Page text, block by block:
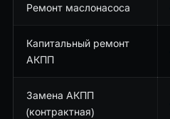
Ремонт маслонасоса
Капитальный ремонт
АКПП
Замена АКПП
(контрактная)